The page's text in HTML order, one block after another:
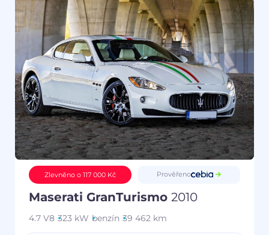
Zlevněno o 117 000 Kč Prověřeno
Maserati GranTurismo 2010
4.7 V8 323 kW benzín 39 462 km